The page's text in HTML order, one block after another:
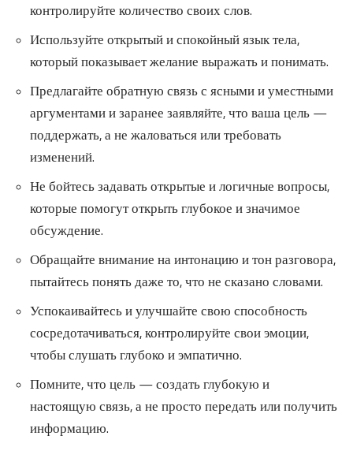
контролируйте количество своих слов.
Используйте открытый и спокойный язык тела,
который показывает желание выражать и понимать.
Предлагайте обратную связь с ясными и уместными
аргументами и заранее заявляйте, что ваша цель —
поддержать, а не жаловаться или требовать
изменений.
Не бойтесь задавать открытые и логичные вопросы,
которые помогут открыть глубокое и значимое
обсуждение.
Обращайте внимание на интонацию и тон разговора,
пытайтесь понять даже то, что не сказано словами.
Успокаивайтесь и улучшайте свою способность
сосредотачиваться, контролируйте свои эмоции,
чтобы слушать глубоко и эмпатично.
Помните, что цель — создать глубокую и
настоящую связь, а не просто передать или получить
информацию.